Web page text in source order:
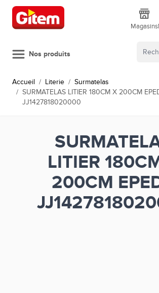
Allez au contenu
Magasins
Nos produits
Accueil / Literie / Surmatelas
/ SURMATELAS LITIER 180CM X 200CM
JJ1427818020000
LITIER
200CM